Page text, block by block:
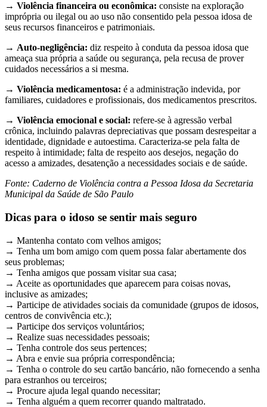
→ Violência financeira ou econômica: consiste na exploração
imprópria ou ilegal ou ao uso não consentido pela pessoa idosa de
seus recursos financeiros e patrimoniais.
→ Auto-negligência: diz respeito à conduta da pessoa idosa que
ameaça sua própria a saúde ou segurança, pela recusa de prover
cuidados necessários a si mesma.
→ Violência medicamentosa: é a administração indevida, por
familiares, cuidadores e profissionais, dos medicamentos prescritos.
→ Violência emocional e social: refere-se à agressão verbal
crônica, incluindo palavras depreciativas que possam desrespeitar a
identidade, dignidade e autoestima. Caracteriza-se pela falta de
respeito à intimidade; falta de respeito aos desejos, negação do
acesso a amizades, desatenção a necessidades sociais e de saúde.
Fonte: Caderno de Violência contra a Pessoa Idosa da Secretaria
Municipal da Saúde de São Paulo
Dicas para o idoso se sentir mais seguro
→ Mantenha contato com velhos amigos;
→ Tenha um bom amigo com quem possa falar abertamente dos
seus problemas;
→ Tenha amigos que possam visitar sua casa;
→ Aceite as oportunidades que aparecem para coisas novas,
inclusive as amizades;
→ Participe de atividades sociais da comunidade (grupos de idosos,
centros de convivência etc.);
→ Participe dos serviços voluntários;
→ Realize suas necessidades pessoais;
→ Tenha controle dos seus pertences;
→ Abra e envie sua própria correspondência;
→ Tenha o controle do seu cartão bancário, não fornecendo a senha
para estranhos ou terceiros;
→ Procure ajuda legal quando necessitar;
→ Tenha alguém a quem recorrer quando maltratado.